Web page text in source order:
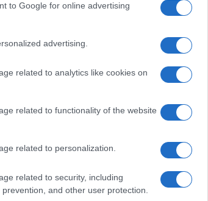
to Google for online advertising
advertising.
related to analytics like cookies on
related to functionality of the website
related to personalization.
related to security, including
and other user protection.
su via
della Raggi
presente anche la
Nomentana, tra Porta Pia…